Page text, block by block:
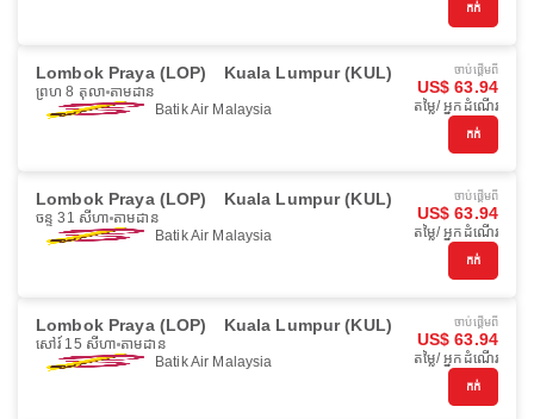
កក់
Lombok Praya (LOP) Kuala Lumpur (KUL)
ព្រហ 8 តុលា តាមដាន
Batik Air Malaysia
ចាប់ផ្ដើមពី
US$ 63.94
តម្លៃ/ អ្នកដំណើរ
កក់
Lombok Praya (LOP) Kuala Lumpur (KUL)
ចន្ទ 31 សីហា តាមដាន
Batik Air Malaysia
ចាប់ផ្ដើមពី
US$ 63.94
តម្លៃ/ អ្នកដំណើរ
កក់
Lombok Praya (LOP) Kuala Lumpur (KUL)
សៅរ៍ 15 សីហា តាមដាន
Batik Air Malaysia
ចាប់ផ្ដើមពី
US$ 63.94
តម្លៃ/ អ្នកដំណើរ
កក់